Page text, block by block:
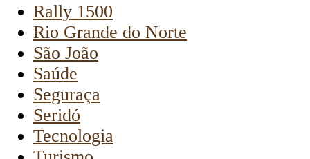
Rally 1500
Rio Grande do Norte
São João
Saúde
Seguraça
Seridó
Tecnologia